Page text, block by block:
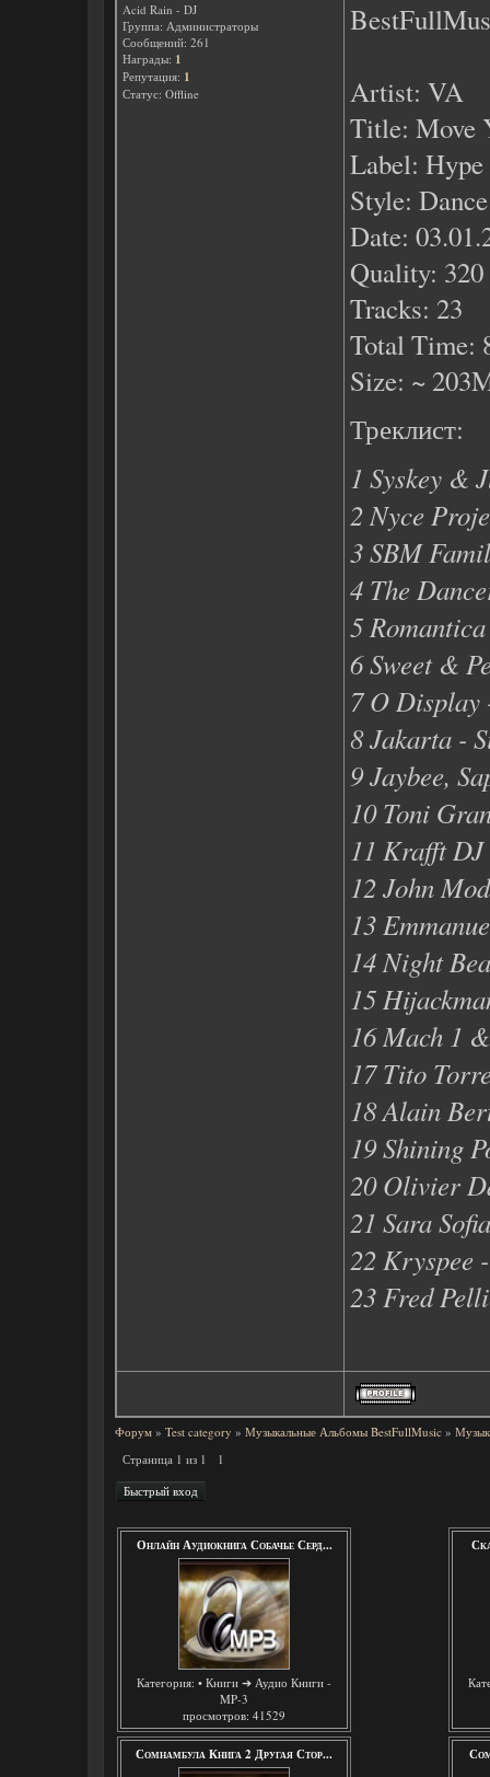
Acid Rain - DJ
Группа: Администраторы
Сообщений: 261
Награды: 1
Репутация: 1
Статус: Offline
Artist: VA
Title: Move
Label:
Style: Dance
Date:
Quality:
Tracks: 23
Total Time:
Size: ~
Треклист:
1 Syskey &
2 Nyce
3 SBM
4 The
5
6 Sweet &
7 O Display
8 Jakarta -
9 Jaybee,
10 Toni
11 Krafft DJ
12 John
13
14 Night
15
16 Mach 1
17 Tito
18 Alain
19 Shining
20 Olivier
21 Sara
22 Kryspee
23 Fred
Форум » Test category » Музыкальные Альбомы BestFullMusic »
Страница 1 из 1 1
Онлайн Аудиокнига Собачье Серд...
Категория: • Книги ➔ Аудио Книги -
MP-3
просмотров: 41529
Сомнамбула Книга 2 Другая Стор...